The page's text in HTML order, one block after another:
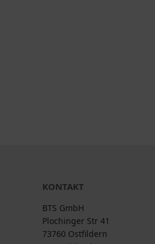
KONTAKT
BTS GmbH
Plochinger Str 41
73760 Ostfildern